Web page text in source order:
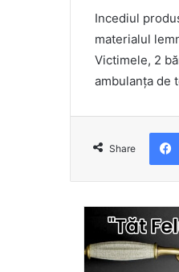
Incediul
materialul
Victimele, 2
ambulanța de
Share